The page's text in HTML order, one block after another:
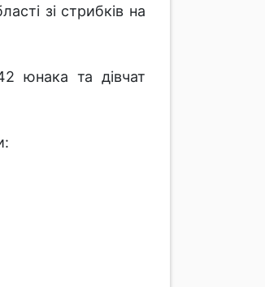
зі стрибків на
юнака та дівчат